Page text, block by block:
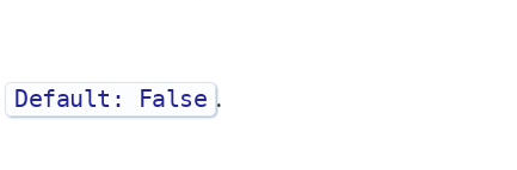
Default: False .